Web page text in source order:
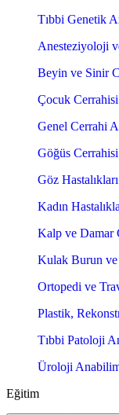
Tıbbi Genetik
Anesteziyoloji
Beyin ve Sinir
Çocuk
Genel Cerrahi
Göğüs
Göz
Kadın
Kalp ve Damar
Kulak Burun ve
Ortopedi ve
Plastik,
Tıbbi Patoloji
Üroloji
Eğitim